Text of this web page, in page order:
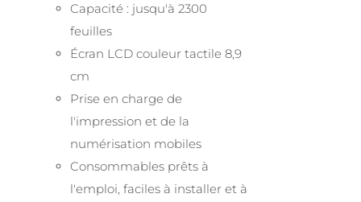
Capacité : jusqu'à 2300
feuilles
Écran LCD couleur tactile 8,9
cm
Prise en charge de
l'impression et de la
numérisation mobiles
Consommables prêts à
l'emploi, faciles à installer et à